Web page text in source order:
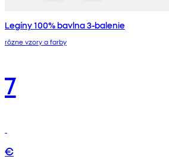
Legíny 100% bavlna 3-balenie
rôzne vzory a farby
7
€